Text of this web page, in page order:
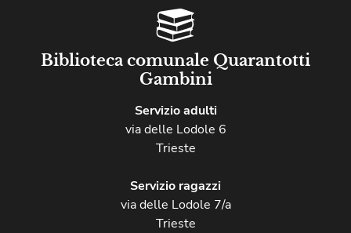
Biblioteca comunale Quarantotti
Gambini
Servizio adulti
via delle Lodole 6
Trieste
Servizio ragazzi
via delle Lodole 7/a
Trieste